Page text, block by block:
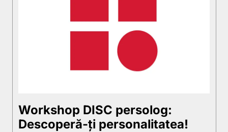
Workshop DISC persolog:
Descoperă-ți personalitatea!